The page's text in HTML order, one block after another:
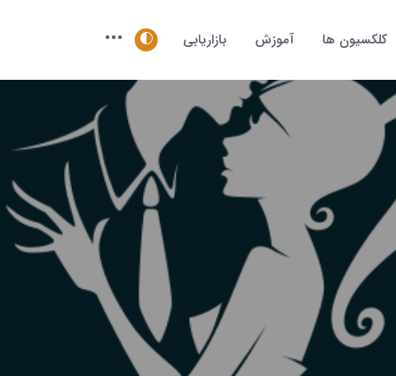
کلکسیون ها آموزش بازاریابی